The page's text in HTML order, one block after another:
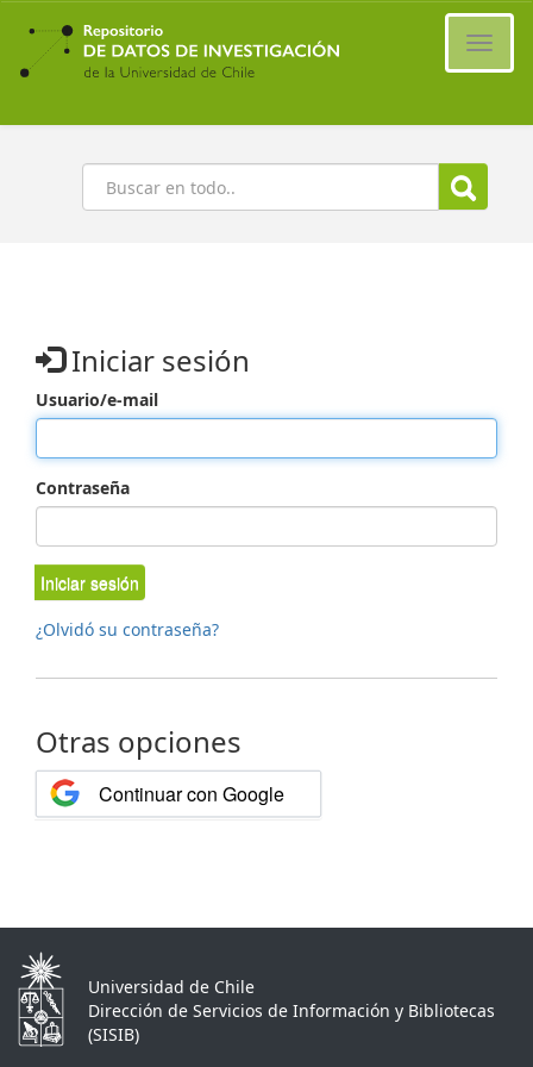
Ir
contenido
principal
Buscar
Iniciar sesión
Usuario/e-mail
Contraseña
Iniciar sesión
¿Olvidó su contraseña?
Otras opciones
Continuar con Google
Universidad de Chile
Dirección de Servicios de Información y Bibliotecas
(SISIB)